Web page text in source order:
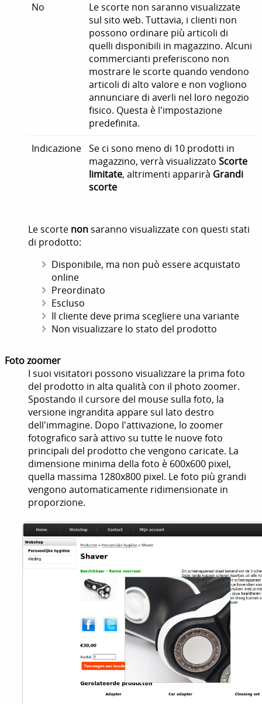
No
Le scorte non saranno visualizzate
sul sito web. Tuttavia, i clienti non
possono ordinare più articoli di
quelli disponibili in magazzino. Alcuni
commercianti preferiscono non
mostrare le scorte quando vendono
articoli di alto valore e non vogliono
annunciare di averli nel loro negozio
fisico. Questa è l'impostazione
predefinita.
Indicazione
Se ci sono meno di 10 prodotti in
magazzino, verrà visualizzatoScorte
limitate, altrimenti apparirà Grandi
scorte
Le scorte nonsaranno visualizzate con questi stati
di prodotto:
Disponibile, ma non può essere acquistato
online
Preordinato
Escluso
Il cliente deve prima scegliere una variante
Non visualizzare lo stato del prodotto
Foto zoomer
I suoi visitatori possono visualizzare la prima foto
del prodotto in alta qualità con il photo zoomer.
Spostando il cursore del mouse sulla foto, la
versione ingrandita appare sul lato destro
dell'immagine. Dopo l'attivazione, lo zoomer
fotografico sarà attivo su tutte le nuove foto
principali del prodotto che vengono caricate. La
dimensione minima della foto è 600x600 pixel,
quella massima 1280x800 pixel. Le foto più grandi
vengono automaticamente ridimensionate in
proporzione.